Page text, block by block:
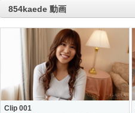
854kaede 動画
Clip 001